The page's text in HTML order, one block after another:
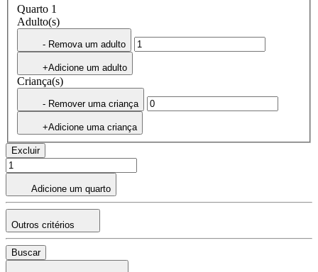
Quarto 1
Adulto(s)
- Remova um adulto
+Adicione um adulto
Criança(s)
- Remover uma criança
+Adicione uma criança
Excluir
Adicione um quarto
Outros critérios
Buscar